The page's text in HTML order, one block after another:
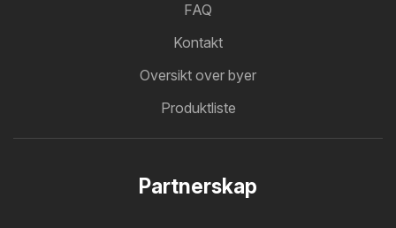
FAQ
Kontakt
Oversikt over byer
Produktliste
Partnerskap